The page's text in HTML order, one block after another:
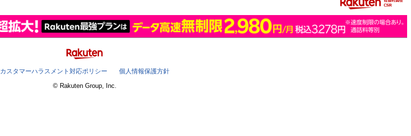
カスタマーハラスメント対応ポリシー
個人情報保護方針
© Rakuten Group, Inc.